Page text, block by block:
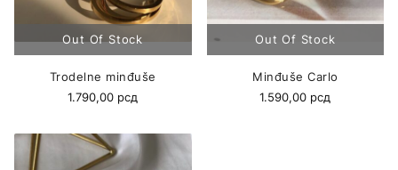
Trodelne minđuše
1.790,00 рсд
Minđuše Carlo
1.590,00 рсд